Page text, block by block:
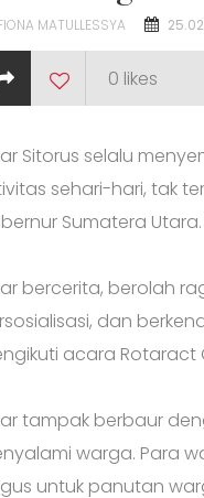
MATULLESSYA
0 likes
Sitorus selalu
sehari-hari, tak
Sumatera Utara.
bercerita, berolah
dan
acara Rotaract
tampak berbaur
warga. Para
untuk panutan